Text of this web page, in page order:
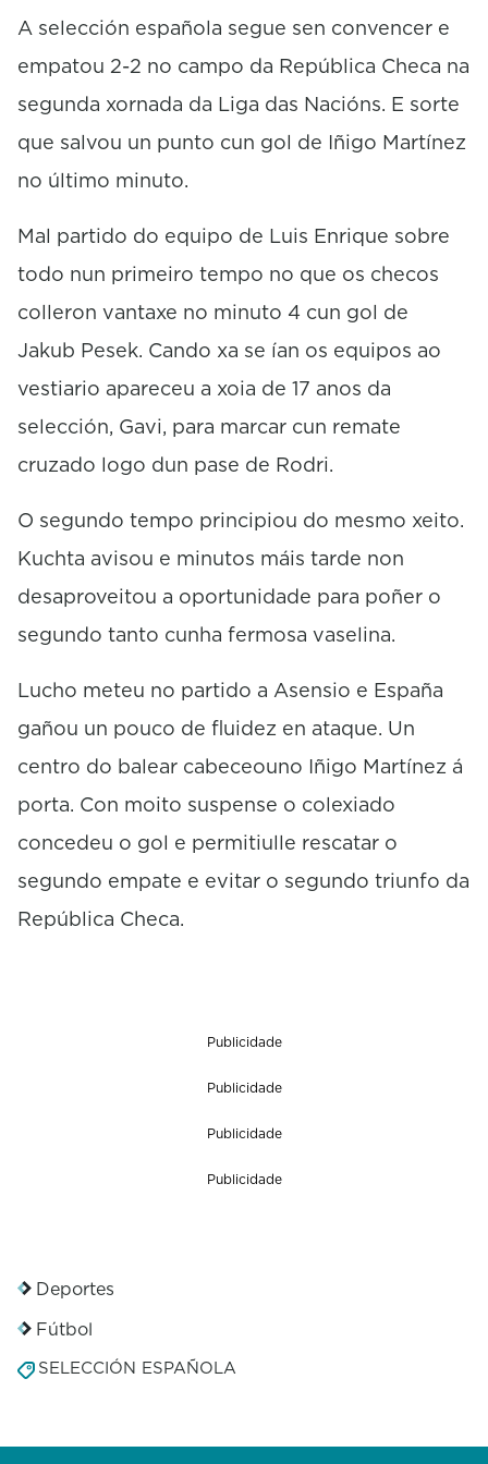
o
d
A selección española segue sen convencer e
empatou 2-2 no campo da República Checa na
segunda xornada da Liga das Nacións. E sorte
que salvou un punto cun gol de Iñigo Martínez
no último minuto.
Mal partido do equipo de Luis Enrique sobre
todo nun primeiro tempo no que os checos
colleron vantaxe no minuto 4 cun gol de
Jakub Pesek. Cando xa se ían os equipos ao
vestiario apareceu a xoia de 17 anos da
selección, Gavi, para marcar cun remate
cruzado logo dun pase de Rodri.
O segundo tempo principiou do mesmo xeito.
Kuchta avisou e minutos máis tarde non
desaproveitou a oportunidade para poñer o
segundo tanto cunha fermosa vaselina.
Lucho meteu no partido a Asensio e España
gañou un pouco de fluidez en ataque. Un
centro do balear cabeceouno Iñigo Martínez á
porta. Con moito suspense o colexiado
concedeu o gol e permitiulle rescatar o
segundo empate e evitar o segundo triunfo da
República Checa.
Publicidade
Publicidade
Publicidade
Publicidade
Deportes
Fútbol
SELECCIÓN ESPAÑOLA